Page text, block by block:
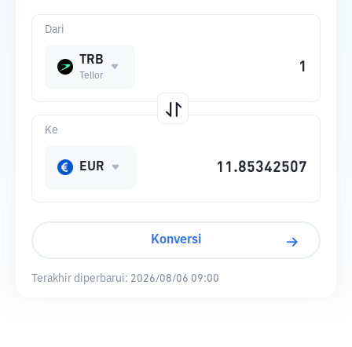
Dari
TRB
Tellor
Ke
EUR
Konversi
Terakhir diperbarui: 2026/08/06 09:00